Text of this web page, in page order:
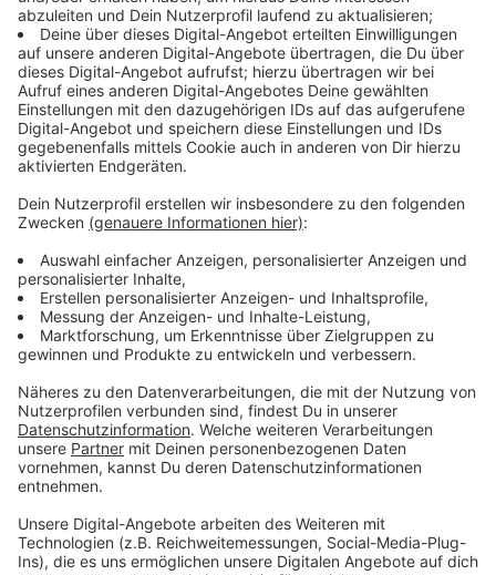
Anzeige
Aufruf an die Zeugin
Anzeige
"Wir wären schon dringend daran interessiert, mit
dem Telefonat den Eindruck hatte, dass sie sehr
wohl etwas weiß und uns auch weiterhelfen
kann. Wir bitten Sie, sich nochmal zu melden."
Der brutale Überfall und der versuchte Raubmord von
1991 ist einer von fast 200 ungelösten Fällen, bei
denen die Ermittler der SoKo Cold Cases der Kölner
Polizei neue Ermittlungssätze prüfen.